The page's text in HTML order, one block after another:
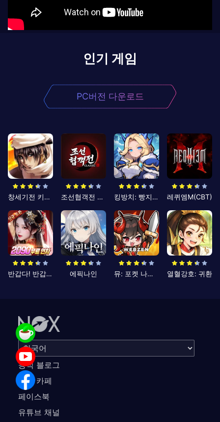
인기 게임
PC버전 다운로드
창세기전 키우기 조선협객전 클래식 킹방치: 빵지의 제왕 레퀴엠M(CBT)
반갑다! 반갑삼국지 에픽나인 뮤: 포켓 나이츠 열혈강호: 귀환
공식 블로그
공식 카페
페이스북
유튜브 채널